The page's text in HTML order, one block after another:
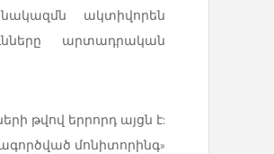
ակտիվորեն
արտադրական
թվով երրորդ այցն է:
մոնիտորինգ»